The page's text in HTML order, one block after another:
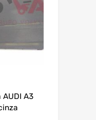
A3